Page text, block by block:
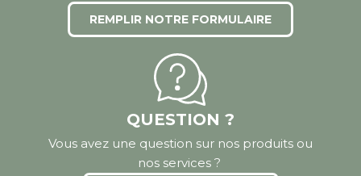
REMPLIR NOTRE FORMULAIRE
QUESTION ?
Vous avez une question sur nos produits ou
nos services ?